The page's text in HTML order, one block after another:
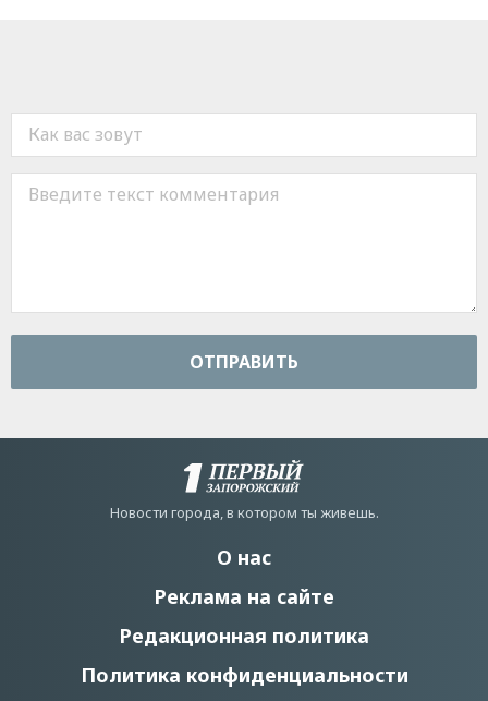
ОТПРАВИТЬ
Новости города, в котором ты живешь.
О нас
Реклама на сайте
Редакционная политика
Политика конфиденциальности